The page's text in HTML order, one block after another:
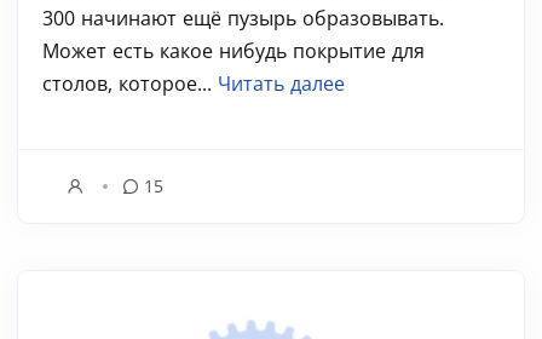
300 начинают ещё пузырь образовывать.
Может есть какое нибудь покрытие для
столов, которое... Читать далее
15